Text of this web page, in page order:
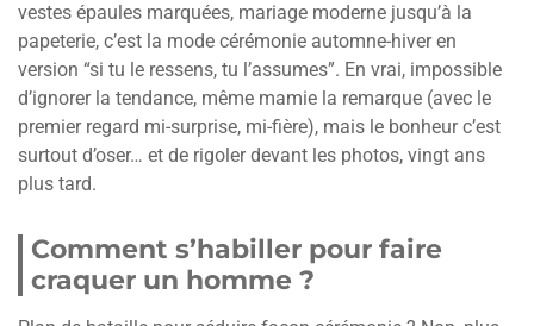
vestes épaules marquées, mariage moderne jusqu’à la
papeterie, c’est la mode cérémonie automne-hiver en
version “si tu le ressens, tu l’assumes”. En vrai, impossible
d’ignorer la tendance, même mamie la remarque (avec le
premier regard mi-surprise, mi-fière), mais le bonheur c’est
surtout d’oser… et de rigoler devant les photos, vingt ans
plus tard.
Comment s’habiller pour faire
craquer un homme ?